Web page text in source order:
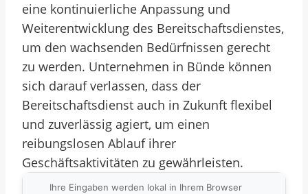
eine kontinuierliche Anpassung und
Weiterentwicklung des Bereitschaftsdienstes,
um den wachsenden Bedürfnissen gerecht
zu werden. Unternehmen in Bünde können
sich darauf verlassen, dass der
Bereitschaftsdienst auch in Zukunft flexibel
und zuverlässig agiert, um einen
reibungslosen Ablauf ihrer
Geschäftsaktivitäten zu gewährleisten.
Ihre Eingaben werden lokal in Ihrem Browser